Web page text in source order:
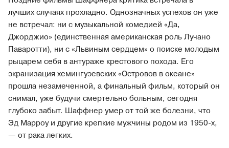
лучших случаях прохладно. Однозначных успехов он уже
не встречал: ни с музыкальной комедией «Да,
Джорджио» (единственная американская роль Лучано
Паваротти), ни с «Львиным сердцем» о поиске молодым
рыцарем себя в антураже крестового похода. Его
экранизация хемингуэевских «Островов в океане»
прошла незамеченной, а финальный фильм, который он
снимал, уже будучи смертельно больным, сегодня
глубоко забыт. Шаффнер умер от той же болезни, что
Эд Марроу и другие крепкие мужчины родом из 1950-х,
— от рака легких.